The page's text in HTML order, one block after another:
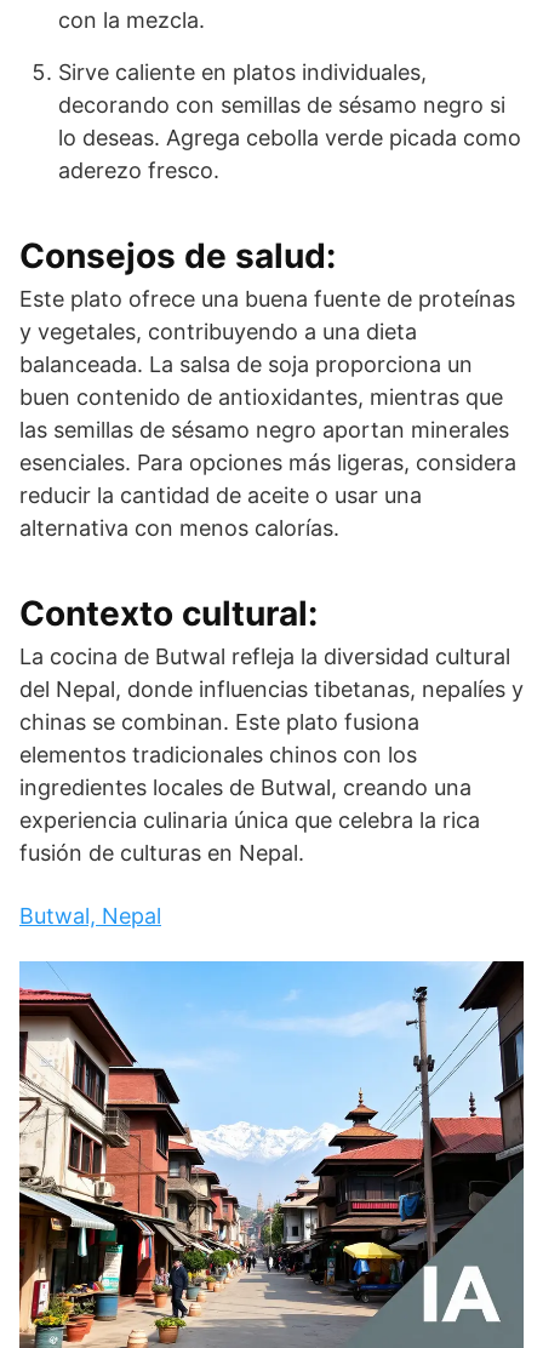
con la mezcla.
Sirve caliente en platos individuales,
decorando con semillas de sésamo negro si
lo deseas. Agrega cebolla verde picada como
aderezo fresco.
Consejos de salud:
Este plato ofrece una buena fuente de proteínas
y vegetales, contribuyendo a una dieta
balanceada. La salsa de soja proporciona un
buen contenido de antioxidantes, mientras que
las semillas de sésamo negro aportan minerales
esenciales. Para opciones más ligeras, considera
reducir la cantidad de aceite o usar una
alternativa con menos calorías.
Contexto cultural:
La cocina de Butwal refleja la diversidad cultural
del Nepal, donde influencias tibetanas, nepalíes y
chinas se combinan. Este plato fusiona
elementos tradicionales chinos con los
ingredientes locales de Butwal, creando una
experiencia culinaria única que celebra la rica
fusión de culturas en Nepal.
Butwal, Nepal